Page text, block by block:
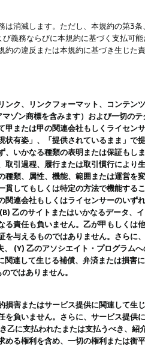
消滅します。ただし、本規約の第3条
務ならびに本規約に基づく支払可能
の違反または本規約に基づき生じた
ンク、リンクフォーマット、コンテ
ゾン商標を含みます）および一切の
または甲の関連会社もしくライセン
有姿」、「提供されているまま」で
いかなる種類の表明または保証もし
引過程、履行または取引慣行により生
類、属性、機能、範囲または運営を変
してもしくは特定の方法で機能する
連会社もしくはライセンサーのいず
乙のサイトまたはいかなるデータ、
責任も負いません。乙が甲もしくは
与えるものではありません。さらに
(Y) 乙のアソシエイト・プログラム
連して生じる補償、弁済または損害
ではありません。
害またはサービス提供に関連して生じ
負いません。さらに、サービス提供
に支払われたまたは支払うべき、紹
る権利を含め、一切の権利または衡